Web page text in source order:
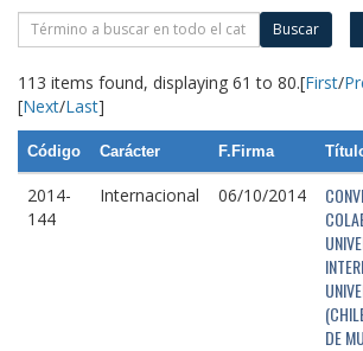
Buscar
113 items found, displaying 61 to 80.[First/
[Next/Last]
Código Carácter F.Firma
2014-
144
Internacional 06/10/2014
DE